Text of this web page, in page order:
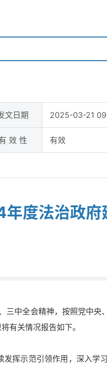
文日期 2025-03-21
效 性 有效
度法治政府
中全会精神，按照党中
有关情况报告如下。
挥示范引领作用，深入